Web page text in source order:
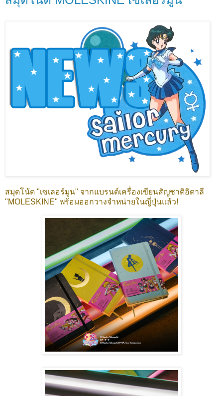
สมุดโน้ต "เซเลอร์มูน" จากแบรนด์เครื่องเขียนสัญชาติอิตาลี
"MOLESKINE" พร้อมออกวางจำหน่ายในญี่ปุ่นแล้ว!